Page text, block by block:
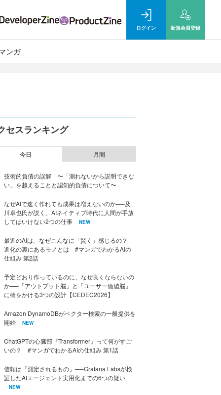
ログイン 新規会員登録
ンガ
セスランキング
今日 月間
技術的負債の誤解 〜「測れないから説明できな
い」を越えることと認知的負債について〜
なぜAIで速く作れても成果は増えないのか──及
川卓也氏が説く、AIネイティブ時代に人間が手放
してはいけない2つの仕事
NEW
最近のAIは、なぜこんなに「賢く」感じるの？
進化の裏にあるモノとは #マンガでわかるAIの
仕組み 第2話
予定どおり作っているのに、なぜ良くならないの
か──「アウトプット脳」と「ユーザー価値脳」
に橋をかける3つの設計【CEDEC2026】
Amazon DynamoDBがベクター検索の一般提供を
開始
NEW
ChatGPTの心臓部『Transformer』って何がすご
いの？ #マンガでわかるAIの仕組み 第1話
信頼は「測定されるもの」──Grafana Labsが検
証したAIエージェント実用化までの6つの疑い
NEW